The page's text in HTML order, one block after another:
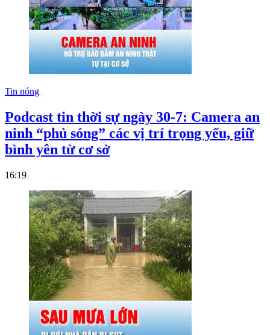
Tin nóng
Podcast tin thời sự ngày 30-7: Camera an
ninh “phủ sóng” các vị trí trọng yếu, giữ
bình yên từ cơ sở
16:19